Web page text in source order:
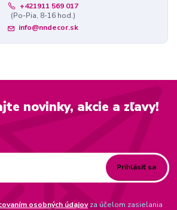
+421911 569 017
(Po-Pia, 8-16 hod.)
info@nndecor.sk
novinky, akcie a zľavy!
Prihlásiť sa
osobných údajovza účelom zasielania